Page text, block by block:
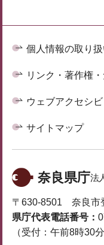
個人情報の取り
リンク・著作権
ウェブアクセシビ
サイトマップ
奈良県庁法
〒630-8501 奈良市
県庁代表電話番号：
（受付：午前8時30